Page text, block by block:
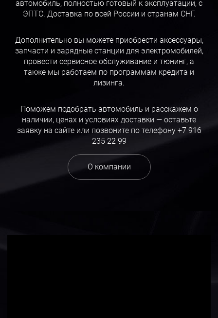
автомобиль, полностью готовый к эксплуатации, с
ЭПТС. Доставка по всей России и странам СНГ.
Дополнительно вы можете приобрести аксессуары,
запчасти и зарядные станции для электромобилей,
провести сервисное обслуживание и тюнинг, а
также мы работаем по программам кредита и
лизинга.
Поможем подобрать автомобиль и расскажем о
наличии, ценах и условиях доставки — оставьте
заявку на сайте или позвоните по телефону +7 916
235 22 99
О компании